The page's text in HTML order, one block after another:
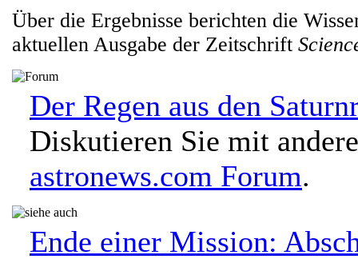
Über die Ergebnisse berichten die
aktuellen Ausgabe der Zeitschrift
Der Regen aus den
Diskutieren Sie mit
astronews.com Forum.
Ende einer Mission: